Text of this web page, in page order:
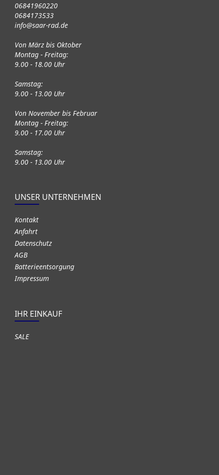
06841960220
0684173533
info@saar-rad.de
Von März bis Oktober
Montag - Freitag:
9.00 - 18.00 Uhr
Samstag:
9.00 - 13.00 Uhr
Von November bis Februar
Montag - Freitag:
9.00 - 17.00 Uhr
Samstag:
9.00 - 13.00 Uhr
UNSER UNTERNEHMEN
Kontakt
Anfahrt
Datenschutz
AGB
Batterieentsorgung
Impressum
IHR EINKAUF
SALE